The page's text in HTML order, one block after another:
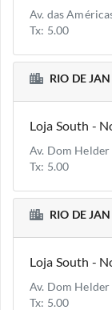
Av. das
Tx: 5.00
RIO DE
Loja South -
Av. Dom
Tx: 5.00
RIO DE
Loja South -
Av. Dom Helder
Tx: 5.00